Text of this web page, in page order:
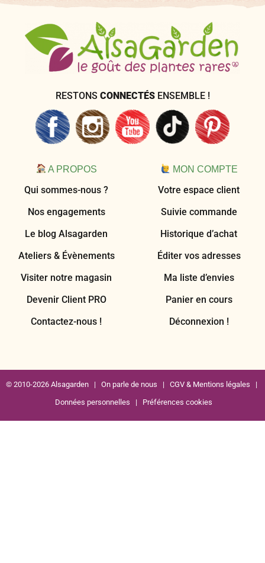
RESTONS CONNECTÉS ENSEMBLE !
A PROPOS
Qui sommes-nous ?
Nos engagements
Le blog Alsagarden
Ateliers & Évènements
Visiter notre magasin
Devenir Client PRO
Contactez-nous !
MON COMPTE
Votre espace client
Suivie commande
Historique d’achat
Éditer vos adresses
Ma liste d’envies
Panier en cours
Déconnexion !
© 2010-2026 Alsagarden | On parle de nous | CGV & Mentions légales |
Données personnelles | Préférences cookies